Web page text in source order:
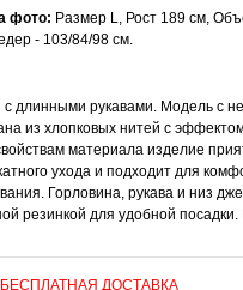
фото: Размер L, Рост 189 см,
- 103/84/98 см.
с длинными рукавами. Модель с
из хлопковых нитей с
материала изделие
ухода и подходит для
Горловина, рукава и низ
резинкой для удобной посадки.
добавляет ноты
БЕСПЛАТНАЯ ДОСТАВКА